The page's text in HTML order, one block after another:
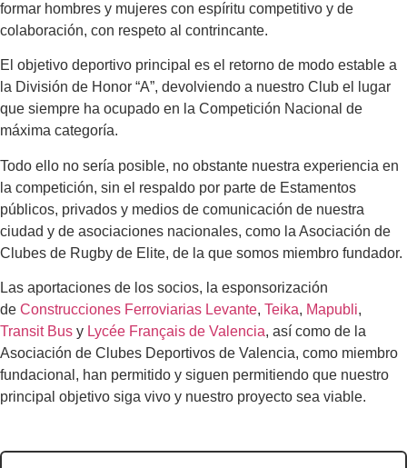
formar hombres y mujeres con espíritu competitivo y de
colaboración, con respeto al contrincante.
El objetivo deportivo principal es el retorno de modo estable a
la División de Honor “A”, devolviendo a nuestro Club el lugar
que siempre ha ocupado en la Competición Nacional de
máxima categoría.
Todo ello no sería posible, no obstante nuestra experiencia en
la competición, sin el respaldo por parte de Estamentos
públicos, privados y medios de comunicación de nuestra
ciudad y de asociaciones nacionales, como la Asociación de
Clubes de Rugby de Elite, de la que somos miembro fundador.
Las aportaciones de los socios, la esponsorización
de Construcciones Ferroviarias Levante, Teika, Mapubli,
Transit Bus y Lycée Français de Valencia, así como de la
Asociación de Clubes Deportivos de Valencia, como miembro
fundacional, han permitido y siguen permitiendo que nuestro
principal objetivo siga vivo y nuestro proyecto sea viable.